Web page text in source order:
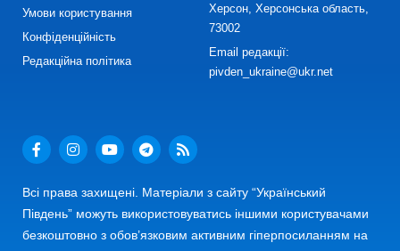
Умови користування
Конфіденційність
Редакційна політика
Херсон, Херсонська область,
73002
Email редакції:
pivden_ukraine@ukr.net
Всі права захищені. Матеріали з сайту “Український
Південь” можуть використовуватись іншими користувачами
безкоштовно з обов’язковим активним гіперпосиланням на